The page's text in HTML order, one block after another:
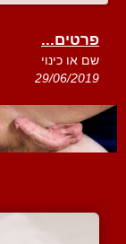
פרטים...
שם או כינוי
29/06/2019